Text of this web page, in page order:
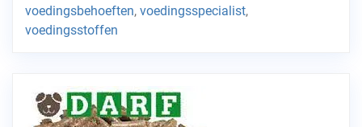
voedingsbehoeften, voedingsspecialist,
voedingsstoffen